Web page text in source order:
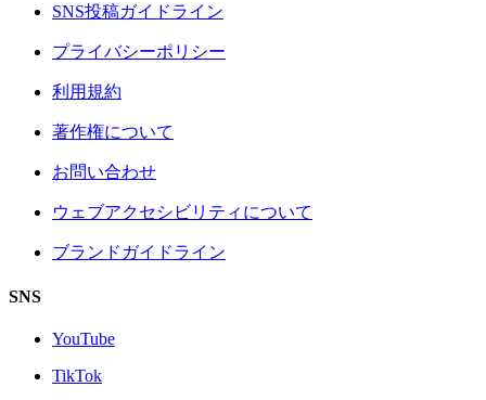
SNS投稿ガイドライン
プライバシーポリシー
利用規約
著作権について
お問い合わせ
ウェブアクセシビリティについて
ブランドガイドライン
SNS
YouTube
TikTok